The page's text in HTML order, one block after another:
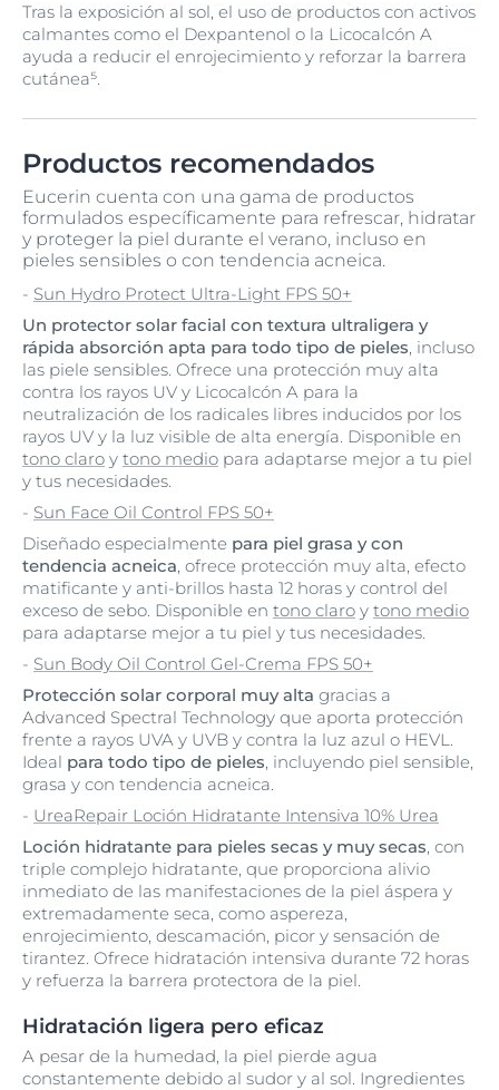
Tras la exposición al sol, el uso de productos con activos
calmantes como el Dexpantenol o la Licocalcón A
ayuda a reducir el enrojecimiento y reforzar la barrera
cutánea⁵.
Productos recomendados
Eucerin cuenta con una gama de productos
formulados específicamente para refrescar, hidratar
y proteger la piel durante el verano, incluso en
pieles sensibles o con tendencia acneica.
- Sun Hydro Protect Ultra-Light FPS 50+
Un protector solar facial con textura ultraligera y
rápida absorción apta para todo tipo de pieles, incluso
las piele sensibles. Ofrece una protección muy alta
contra los rayos UV y Licocalcón A para la
neutralización de los radicales libres inducidos por los
rayos UV y la luz visible de alta energía. Disponible en
tono claro y tono medio para adaptarse mejor a tu piel
y tus necesidades.
- Sun Face Oil Control FPS 50+
Diseñado especialmente para piel grasa y con
tendencia acneica, ofrece protección muy alta, efecto
matificante y anti-brillos hasta 12 horas y control del
exceso de sebo. Disponible en tono claro y tono medio
para adaptarse mejor a tu piel y tus necesidades.
- Sun Body Oil Control Gel-Crema FPS 50+
Protección solar corporal muy alta gracias a
Advanced Spectral Technology que aporta protección
frente a rayos UVA y UVB y contra la luz azul o HEVL.
Ideal para todo tipo de pieles, incluyendo piel sensible,
grasa y con tendencia acneica.
- UreaRepair Loción Hidratante Intensiva 10% Urea
Loción hidratante para pieles secas y muy secas, con
triple complejo hidratante, que proporciona alivio
inmediato de las manifestaciones de la piel áspera y
extremadamente seca, como aspereza,
enrojecimiento, descamación, picor y sensación de
tirantez. Ofrece hidratación intensiva durante 72 horas
y refuerza la barrera protectora de la piel.
Hidratación ligera pero eficaz
A pesar de la humedad, la piel pierde agua
constantemente debido al sudor y al sol. Ingredientes